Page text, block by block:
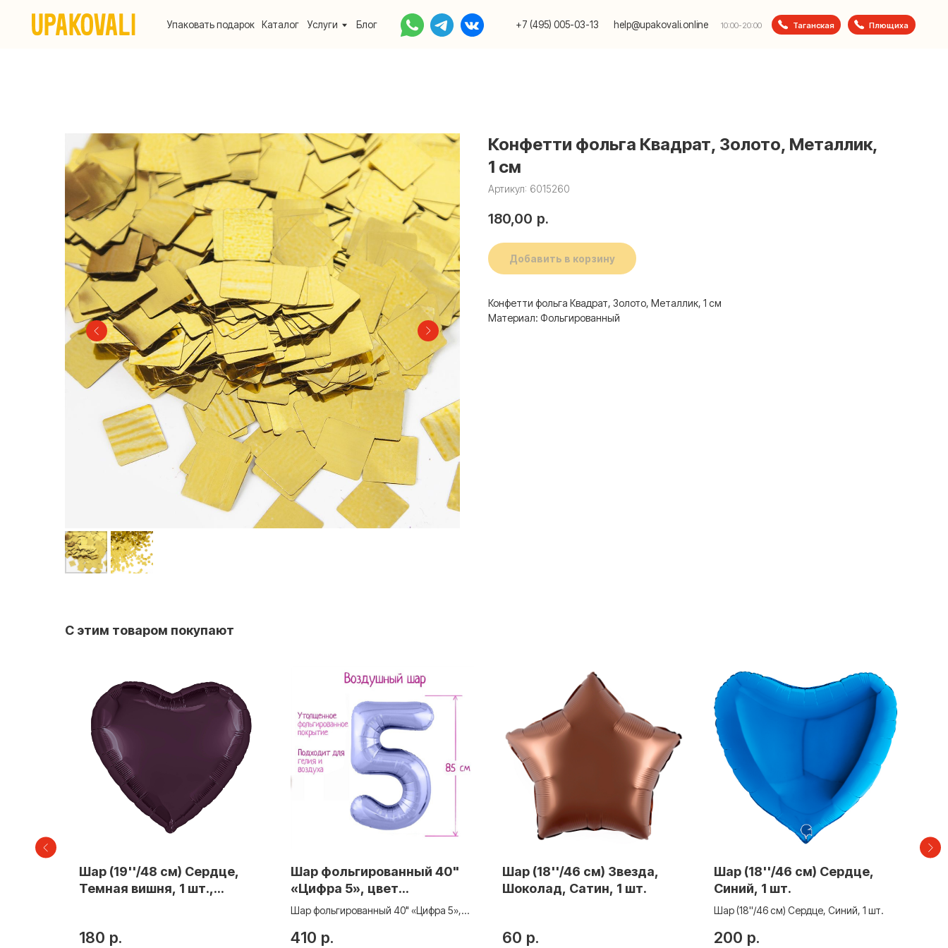
+7 (495) 005-03-13 10:00-20:00
Упаковать подарок Каталог Услуги Блог help@upakovali.online Таганская Плющиха
Конфетти фольга Квадрат, Золото, Металлик,
1 см
Артикул: 6015260
180,00 р.
Добавить в корзину
Конфетти фольга Квадрат, Золото, Металлик, 1 см
Материал: Фольгированный
С этим товаром покупают
Шар (19''/48 см) Сердце,
Темная вишня, 1 шт.,
180 р.
Шар фольгированный 40"
«Цифра 5», цвет
пастельный фиолетовый
Шар фольгированный 40" «Цифра 5»,
410 р.
Шар (18''/46 см) Звезда,
Шоколад, Сатин, 1 шт.
60 р.
Шар (18''/46 см) Сердце,
Синий, 1 шт.
Шар (18''/46 см) Сердце, Синий, 1 шт.
200 р.